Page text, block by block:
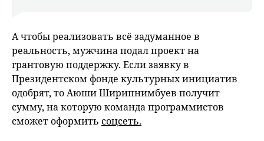
А чтобы реализовать всё задуманное в
реальность, мужчина подал проект на
грантовую поддержку. Если заявку в
Президентском фонде культурных инициатив
одобрят, то Аюши Ширипнимбуев получит
сумму, на которую команда программистов
сможет оформить соцсеть.